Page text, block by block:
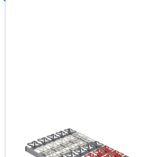
Cirro NV - Tellerlattenrost 140x200 cm